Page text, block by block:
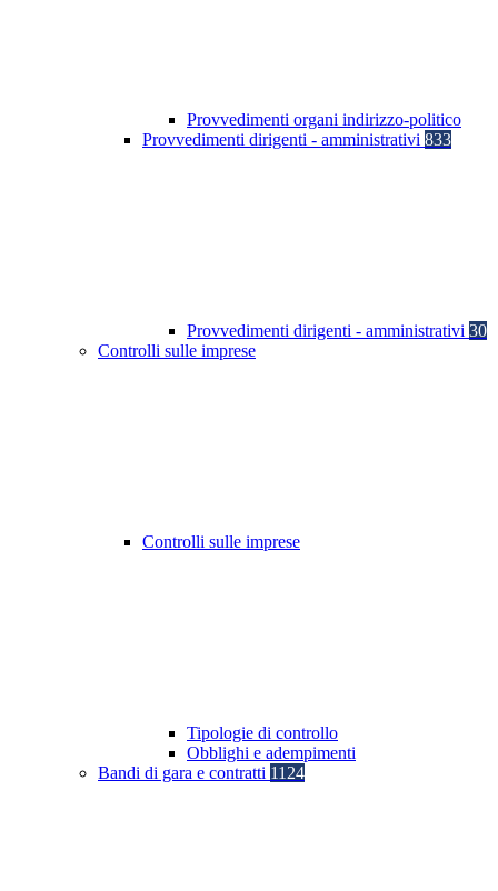
Provvedimenti organi indirizzo-politico
Provvedimenti dirigenti - amministrativi 833
Provvedimenti dirigenti - amministrativi 30
Controlli sulle imprese
Controlli sulle imprese
Tipologie di controllo
Obblighi e adempimenti
Bandi di gara e contratti 1124